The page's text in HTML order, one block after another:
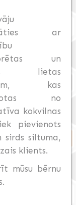
ar
un
lietas
kas
no
kokvilnas
pievienots
siltuma,
klients.
mūsu bērnu